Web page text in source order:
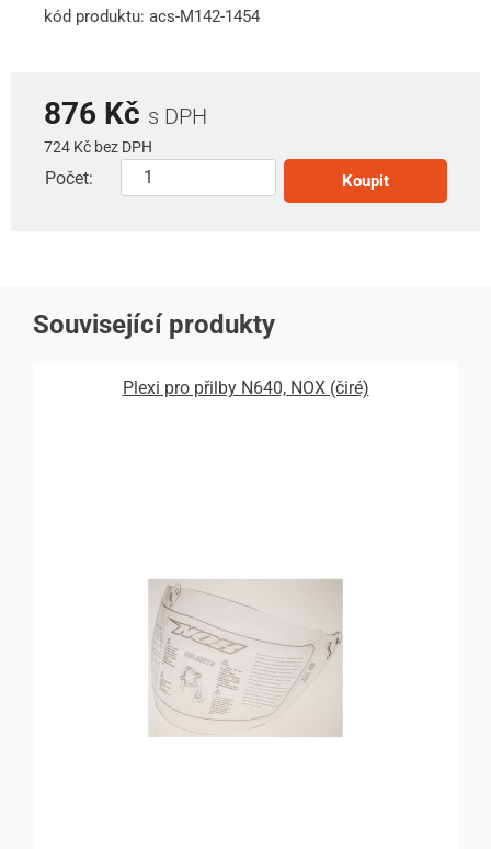
kód produktu: acs-M142-1454
876 Kč s DPH
724 Kč bez DPH
Počet: Koupit
Související produkty
Plexi pro přilby N640, NOX (čiré)